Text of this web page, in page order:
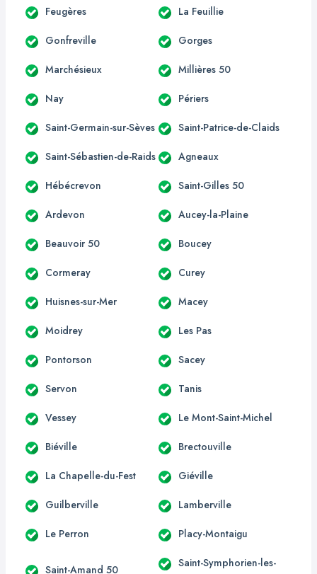
Feugères La Feuillie
Gonfreville Gorges
Marchésieux Millières 50
Nay Périers
Saint-Germain-sur-Sèves Saint-Patrice-de-Claids
Saint-Sébastien-de-Raids Agneaux
Hébécrevon Saint-Gilles 50
Ardevon Aucey-la-Plaine
Beauvoir 50 Boucey
Cormeray Curey
Huisnes-sur-Mer Macey
Moidrey Les Pas
Pontorson Sacey
Servon Tanis
Vessey Le Mont-Saint-Michel
Biéville Brectouville
La Chapelle-du-Fest Giéville
Guilberville Lamberville
Le Perron Placy-Montaigu
Saint-Amand 50
Saint-Symphorien-les-